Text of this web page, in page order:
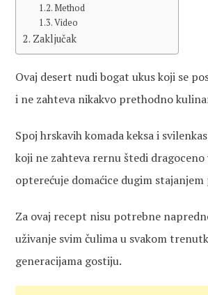
Method
Video
Zaključak
Ovaj desert nudi bogat ukus koji se
i ne zahteva nikakvo prethodno
Spoj hrskavih komada keksa i
koji ne zahteva rernu štedi
opterećuje domaćice dugim
Za ovaj recept nisu potrebne
uživanje svim čulima u svakom
generacijama gostiju.